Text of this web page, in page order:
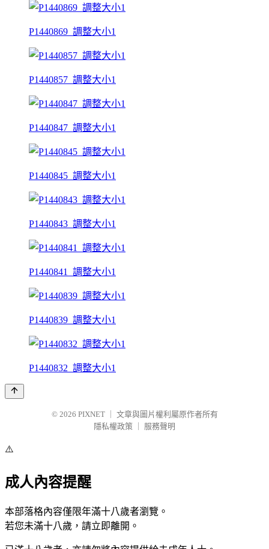
P1440869_調整大小1
P1440857_調整大小1
P1440847_調整大小1
P1440845_調整大小1
P1440843_調整大小1
P1440841_調整大小1
P1440839_調整大小1
P1440832_調整大小1
© 2026 PIXNET
文章與圖片權利屬原作者所有
隱私權政策
服務聲明
⚠️
成人內容提醒
本部落格內容僅限年滿十八歲者瀏覽。
若您未滿十八歲，請立即離開。